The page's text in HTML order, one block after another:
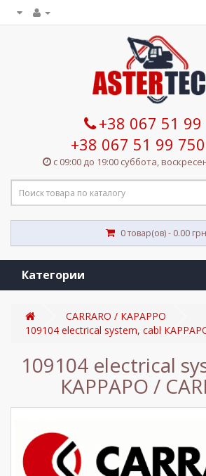
+38 067 51 99
+38 067 51 99
с 09:00 до 19:00 суббота,
0 товар(ов) - 0.00
Категории
CARRARO / КАРАРРО
109104 electrical system, cabl
109104 electrical
КАРРАРО /